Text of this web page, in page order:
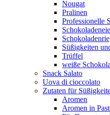
Nougat
Pralinen
Professionelle
Süßigkeiten
Trüffel
weiße
Snack Salato
Uova di cioccolato
Zutaten für
Aromen
Aromen in